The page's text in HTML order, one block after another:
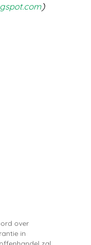
)
over
in